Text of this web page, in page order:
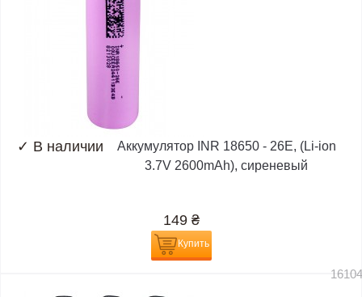
✓ В наличии
Аккумулятор INR 18650 - 26E, (Li-ion
3.7V 2600mAh), сиреневый
149 ₴
Купить